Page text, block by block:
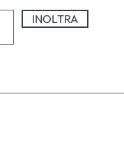
INOLTRA